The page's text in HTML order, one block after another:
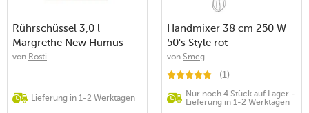
Rührschüssel 3,0 l
Margrethe New Humus
von Rosti
Lieferung in 1-2 Werktagen
Handmixer 38 cm 250 W
50's Style rot
von Smeg
(1)
Nur noch 4 Stück auf Lager -
Lieferung in 1-2 Werktagen